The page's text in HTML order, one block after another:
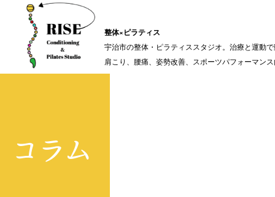
整体×ピラティス
宇治市の整体・ピラティススタジオ。治療と運動
肩こり、腰痛、姿勢改善、スポーツパフォーマン
コラム